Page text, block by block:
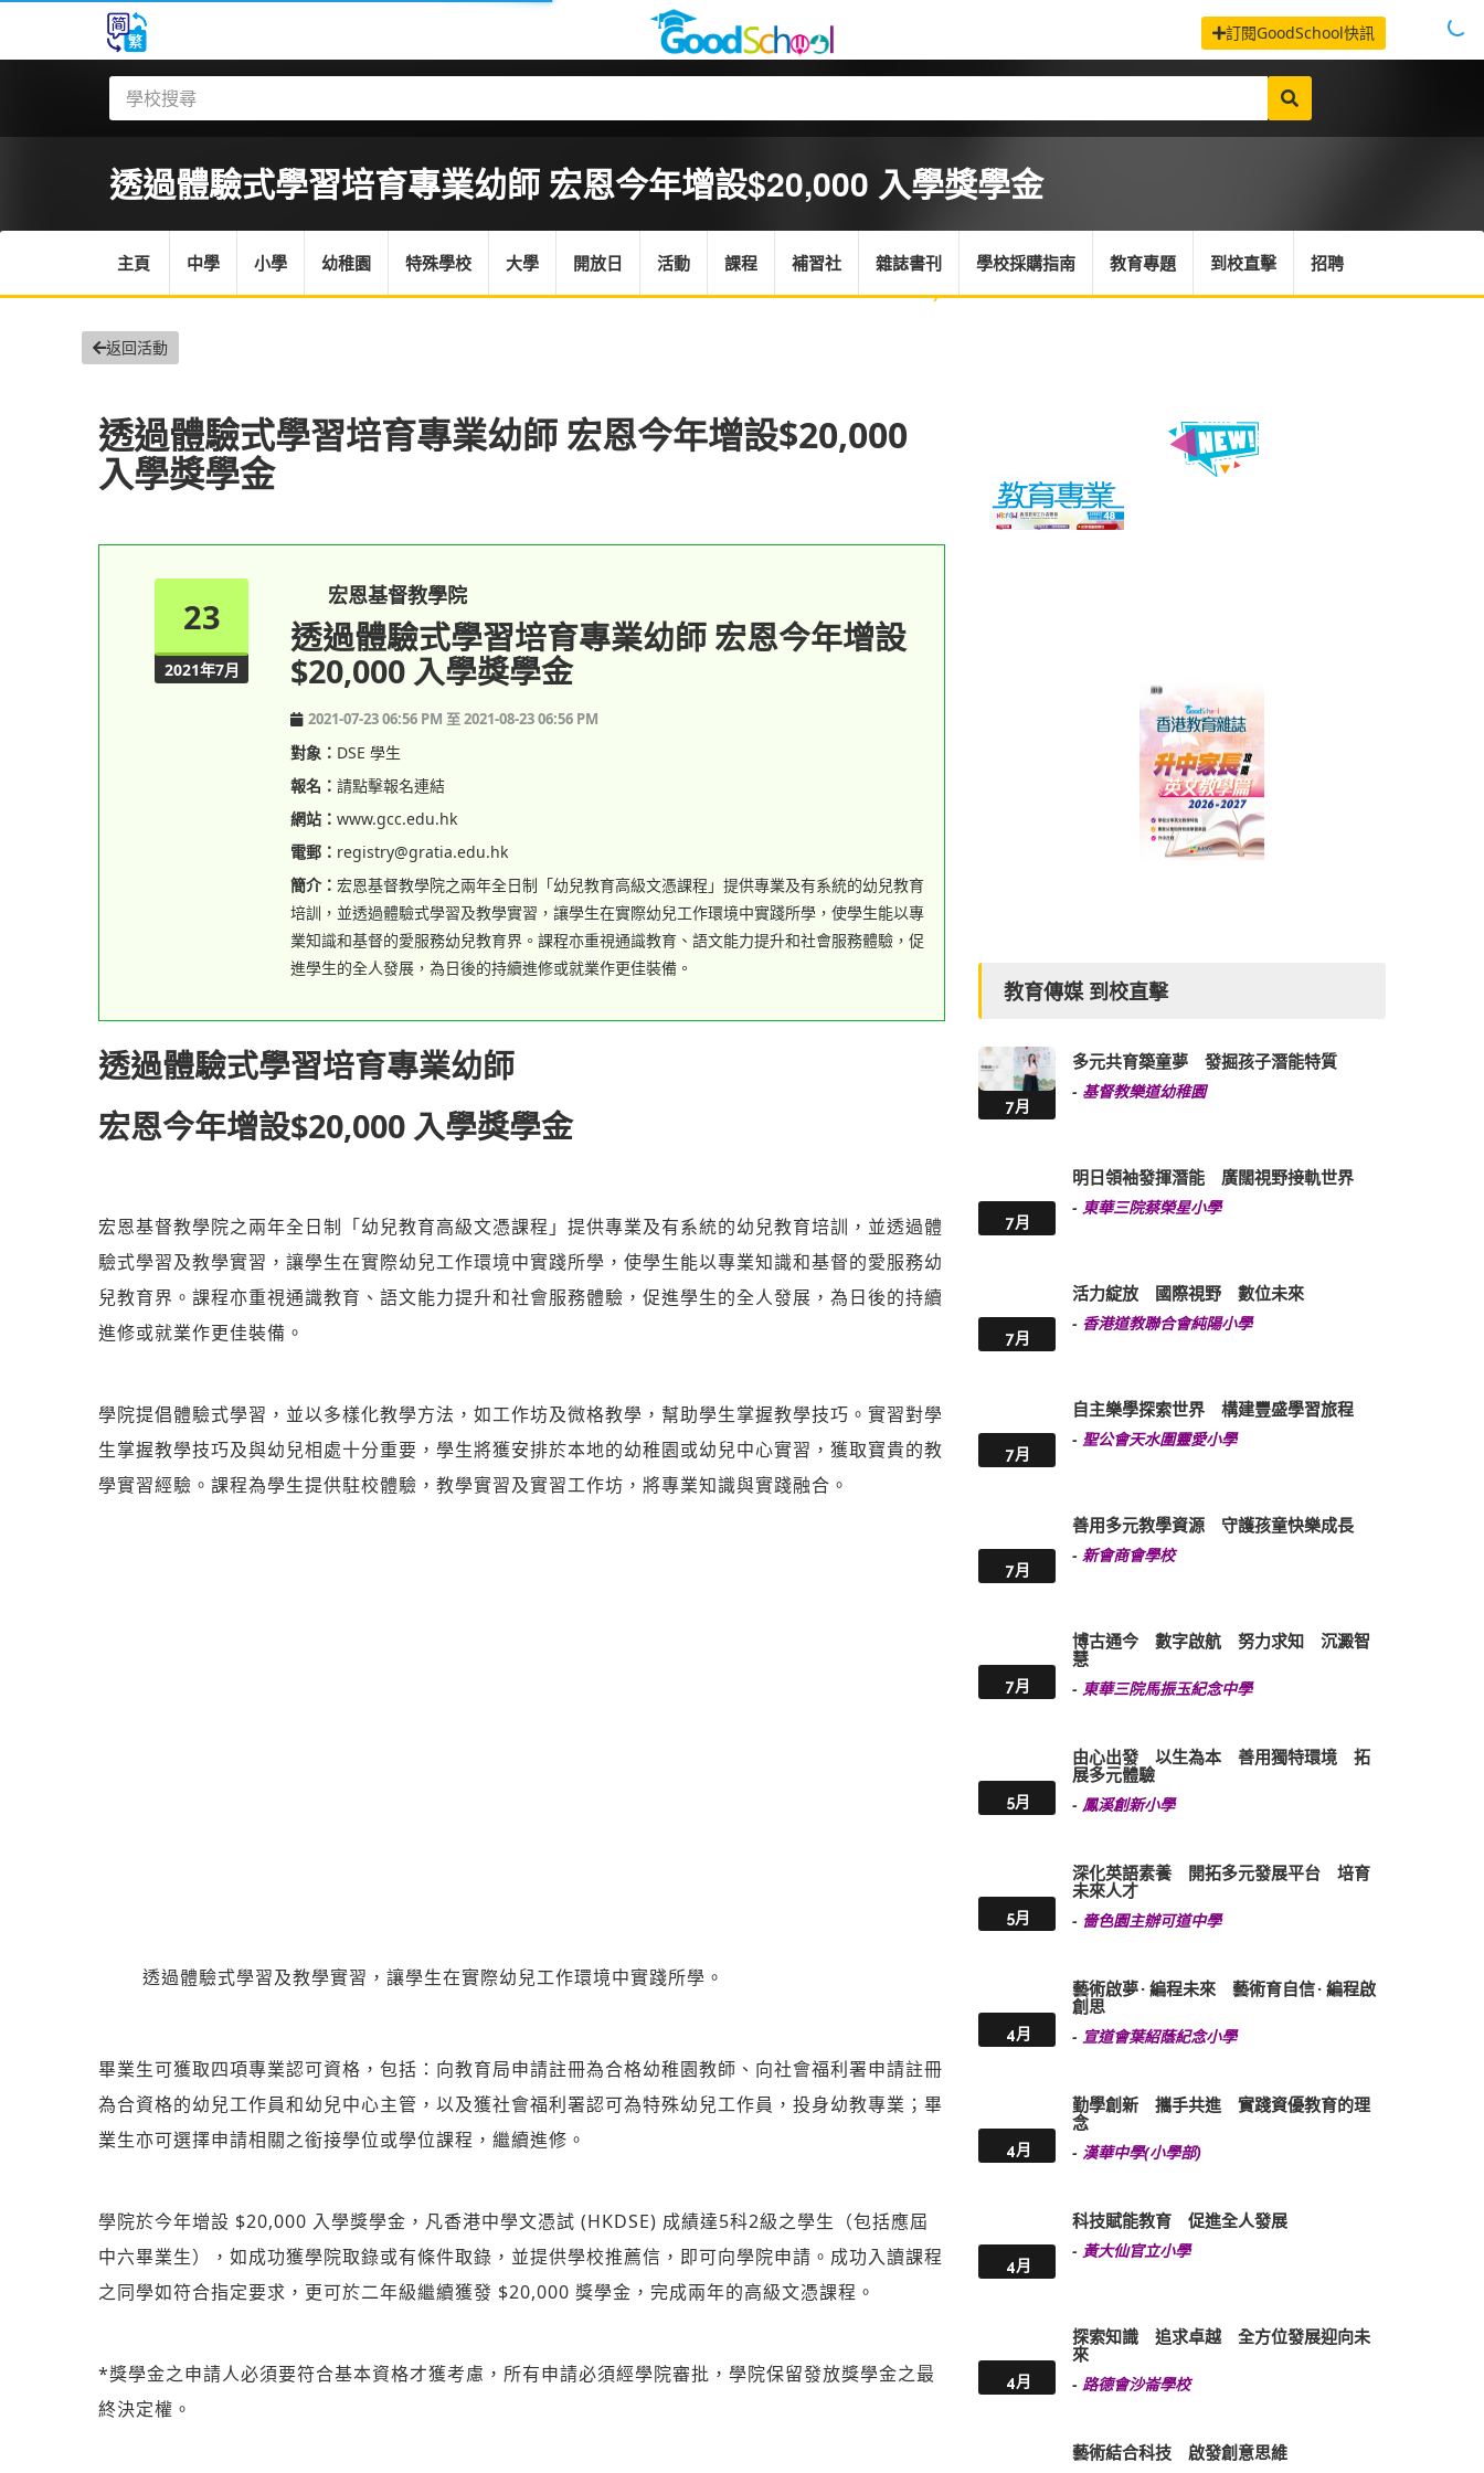
訂閱GoodSchool快訊
透過體驗式學習培育專業幼師 宏恩今年增設$20,000 入學獎學金
首頁 / 透過體驗式學習培育專業幼師 宏恩今年增設$20,000 入學獎學金
主頁 中學 小學 幼稚園 特殊學校 大學 開放日 活動 課程 補習社 雜誌書刊 學校採購指南 教育專題 到校直擊 招聘
返回活動
透過體驗式學習培育專業幼師 宏恩今年增設$20,000
入學獎學金
23
2021年7月
宏恩基督教學院
透過體驗式學習培育專業幼師 宏恩今年增設
$20,000 入學獎學金
2021-07-23 06:56 PM 至 2021-08-23 06:56 PM
對象： DSE 學生
報名： 請點擊報名連結
網站： www.gcc.edu.hk
電郵： registry@gratia.edu.hk
簡介： 宏恩基督教學院之兩年全日制「幼兒教育高級文憑課程」提供專業及有系統的幼兒教育
培訓，並透過體驗式學習及教學實習，讓學生在實際幼兒工作環境中實踐所學，使學生能以專
業知識和基督的愛服務幼兒教育界。課程亦重視通識教育、語文能力提升和社會服務體驗，促
進學生的全人發展，為日後的持續進修或就業作更佳裝備。
透過體驗式學習培育專業幼師
宏恩今年增設$20,000 入學獎學金
宏恩基督教學院之兩年全日制「幼兒教育高級文憑課程」提供專業及有系統的幼兒教育培訓，並透過體
驗式學習及教學實習，讓學生在實際幼兒工作環境中實踐所學，使學生能以專業知識和基督的愛服務幼
兒教育界。課程亦重視通識教育、語文能力提升和社會服務體驗，促進學生的全人發展，為日後的持續
進修或就業作更佳裝備。
學院提倡體驗式學習，並以多樣化教學方法，如工作坊及微格教學，幫助學生掌握教學技巧。實習對學
生掌握教學技巧及與幼兒相處十分重要，學生將獲安排於本地的幼稚園或幼兒中心實習，獲取寶貴的教
學實習經驗。課程為學生提供駐校體驗，教學實習及實習工作坊，將專業知識與實踐融合。
透過體驗式學習及教學實習，讓學生在實際幼兒工作環境中實踐所學。
畢業生可獲取四項專業認可資格，包括：向教育局申請註冊為合格幼稚園教師、向社會福利署申請註冊
為合資格的幼兒工作員和幼兒中心主管，以及獲社會福利署認可為特殊幼兒工作員，投身幼教專業；畢
業生亦可選擇申請相關之銜接學位或學位課程，繼續進修。
學院於今年增設 $20,000 入學獎學金，凡香港中學文憑試 (HKDSE) 成績達5科2級之學生（包括應屆
中六畢業生），如成功獲學院取錄或有條件取錄，並提供學校推薦信，即可向學院申請。成功入讀課程
之同學如符合指定要求，更可於二年級繼續獲發 $20,000 獎學金，完成兩年的高級文憑課程。
*獎學金之申請人必須要符合基本資格才獲考慮，所有申請必須經學院審批，學院保留發放獎學金之最
終決定權。
教育傳媒 到校直擊
7月
多元共育築童夢 發掘孩子潛能特質
- 基督教樂道幼稚園
7月
明日領袖發揮潛能 廣闊視野接軌世界
-東華三院蔡榮星小學
7月
活力綻放 國際視野 數位未來
- 香港道教聯合會純陽小學
7月
自主樂學探索世界 構建豐盛學習旅程
-聖公會天水圍靈愛小學
7月
善用多元教學資源 守護孩童快樂成長
-新會商會學校
7月
博古通今 數字啟航 努力求知 沉澱智
慧
-東華三院馬振玉紀念中學
5月
由心出發 以生為本 善用獨特環境 拓
展多元體驗
-鳳溪創新小學
5月
深化英語素養 開拓多元發展平台 培育
未來人才
- 嗇色園主辦可道中學
4月
藝術啟夢 · 編程未來 藝術育自信 · 編程啟
創思
- 宣道會葉紹蔭紀念小學
4月
勤學創新 攜手共進 實踐資優教育的理
念
- 漢華中學(小學部)
4月
科技賦能教育 促進全人發展
-黃大仙官立小學
4月
探索知識 追求卓越 全方位發展迎向未
來
-路德會沙崙學校
藝術結合科技 啟發創意思維